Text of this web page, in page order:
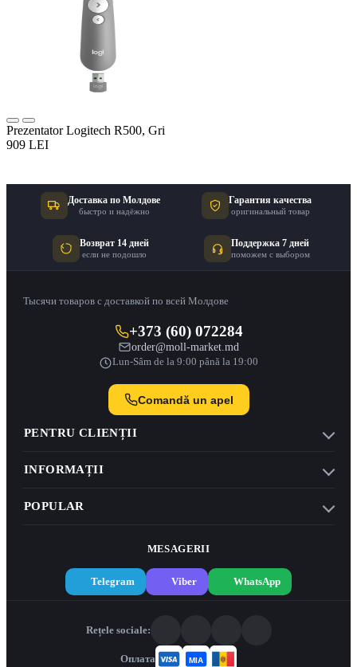
Prezentator Logitech R500, Gri
909 LEI
Доставка по Молдове
быстро и надёжно
Гарантия качества
оригинальный товар
Возврат 14 дней
если не подошло
Поддержка 7 дней
поможем с выбором
Тысячи товаров с доставкой по всей Молдове
+373 (60) 072284
order@moll-market.md
Lun-Sâm de la 9:00 până la 19:00
Comandă un apel
PENTRU CLIENȚII
INFORMAȚII
POPULAR
MESAGERII
Telegram Viber WhatsApp
Rețele sociale:
Оплата